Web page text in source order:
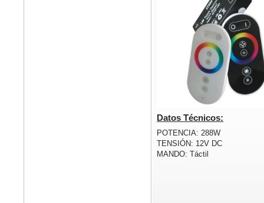
Datos Técnicos:
POTENCIA: 288W
TENSIÓN: 12V DC
MANDO: Táctil